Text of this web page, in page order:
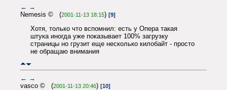
← →
Nemesis © (2001-11-13 18:15) [9]
Хотя, только что вспомнил: есть у Опера такая
штука иногда уже показывает 100% загрузку
страницы но грузит еще несколько килобайт - просто
не обращаю внимания
← →
vasco © (2001-11-13 20:46) [10]